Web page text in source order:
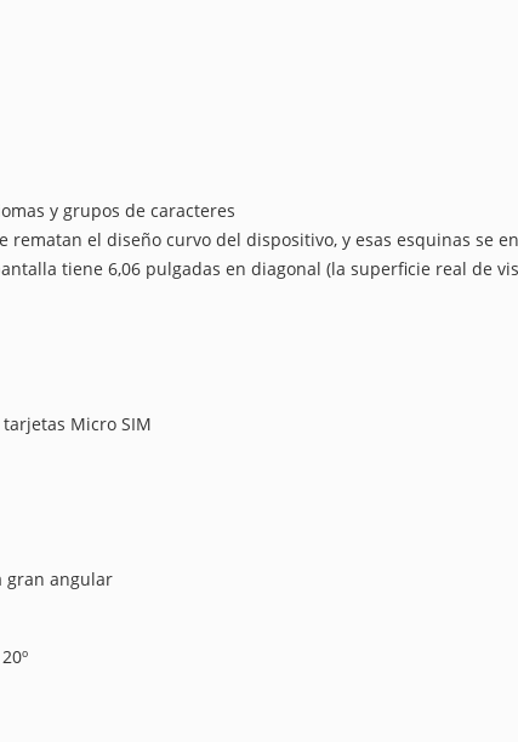
y grupos de caracteres
el diseño curvo del dispositivo, y esas esquinas se
tiene 6,06 pulgadas en diagonal (la superficie real de
Micro SIM
gran angular